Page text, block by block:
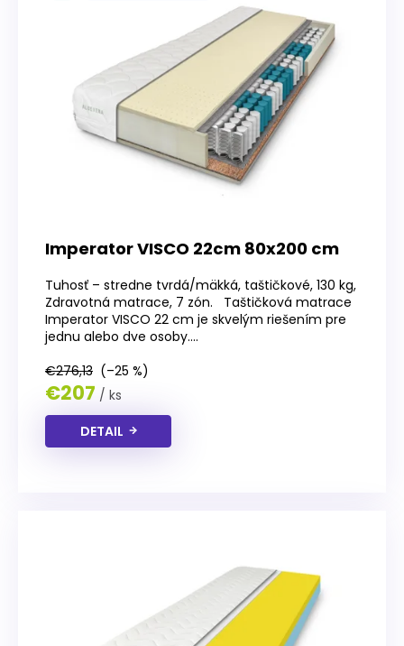
Imperator VISCO 22cm 80x200 cm
Tuhosť – stredne tvrdá/mäkká, taštičkové, 130 kg,
Zdravotná matrace, 7 zón. Taštičková matrace
Imperator VISCO 22 cm je skvelým riešením pre
jednu alebo dve osoby....
€276,13 (–25 %)
€207 / ks
DETAIL